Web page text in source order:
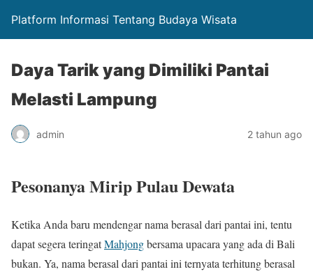
Platform Informasi Tentang Budaya Wisata
Daya Tarik yang Dimiliki Pantai
Melasti Lampung
admin 2 tahun ago
Pesonanya Mirip Pulau Dewata
Ketika Anda baru mendengar nama berasal dari pantai ini, tentu
dapat segera teringatMahjongbersama upacara yang ada di Bali
bukan. Ya, nama berasal dari pantai ini ternyata terhitung berasal